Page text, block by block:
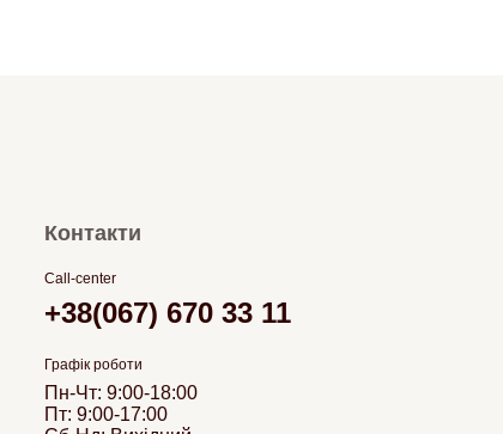
Контакти
Call-center
+38(067) 670 33 11
Графік роботи
Пн-Чт: 9:00-18:00
Пт: 9:00-17:00